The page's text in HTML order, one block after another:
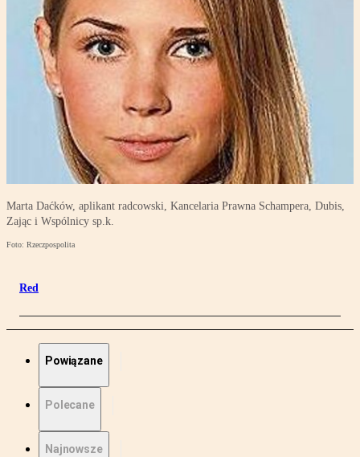
Marta Daćków, aplikant radcowski, Kancelaria Prawna Schampera, Dubis,
Zając i Wspólnicy sp.k.
Foto: Rzeczpospolita
Red
Powiązane
Polecane
Najnowsze